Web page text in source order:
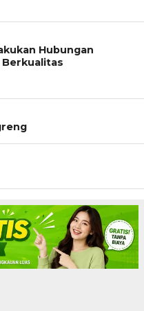
Hubungan
Berkualitas